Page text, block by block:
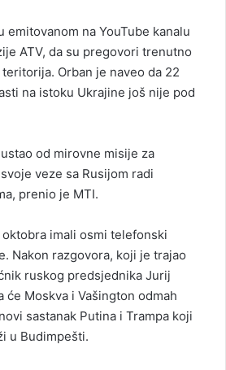
emitovanom na YouTube kanalu
ATV, da su pregovori trenutno
Orban je naveo da 22
na istoku Ukrajine još nije pod
od mirovne misije za
veze sa Rusijom radi
prenio je MTI.
oktobra imali osmi telefonski
Nakon razgovora, koji je trajao
ruskog predsjednika Jurij
će Moskva i Vašington odmah
sastanak Putina i Trampa koji
u Budimpešti.